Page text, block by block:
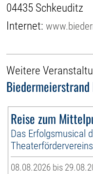
04435 Schkeuditz
Internet:
Weitere
Biedermeierstrand
Reise zum
Das Erfolgsmusical
08.08.2026 bis